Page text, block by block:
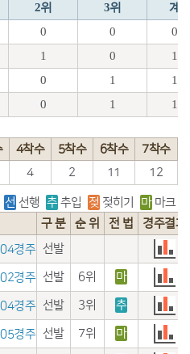
2위 3위
계
0 0
0
1 0
1
0 1
1
0 1 1
4착수 5착수 6착수
7착수
4 2 11 12
선 선행 추 추입 젖 젖히기 마 마크
구 분 순 위 전 법
경주결과
경주 선발
경주 선발 6위 마
경주 선발 3위 추
경주 선발 7위 마